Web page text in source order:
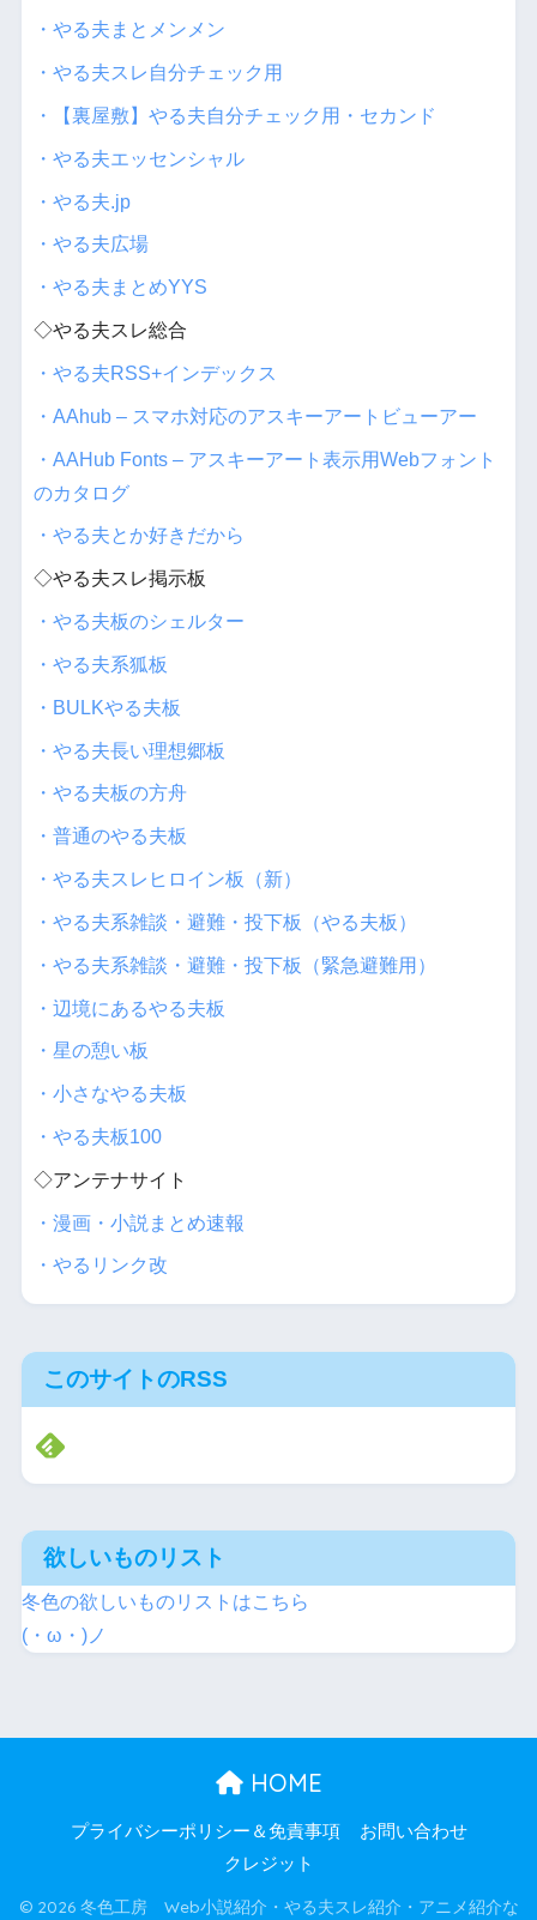
・やる夫まとメンメン
・やる夫スレ自分チェック用
・【裏屋敷】やる夫自分チェック用・セカンド
・やる夫エッセンシャル
・やる夫.jp
・やる夫広場
・やる夫まとめYYS
◇やる夫スレ総合
・やる夫RSS+インデックス
・AAhub – スマホ対応のアスキーアートビューアー
・AAHub Fonts – アスキーアート表示用Webフォント
のカタログ
・やる夫とか好きだから
◇やる夫スレ掲示板
・やる夫板のシェルター
・やる夫系狐板
・BULKやる夫板
・やる夫長い理想郷板
・やる夫板の方舟
・普通のやる夫板
・やる夫スレヒロイン板（新）
・やる夫系雑談・避難・投下板（やる夫板）
・やる夫系雑談・避難・投下板（緊急避難用）
・辺境にあるやる夫板
・星の憩い板
・小さなやる夫板
・やる夫板100
◇アンテナサイト
・漫画・小説まとめ速報
・やるリンク改
このサイトのRSS
欲しいものリスト
冬色の欲しいものリストはこちら
(・ω・)ノ
HOME
プライバシーポリシー＆免責事項
お問い合わせ
クレジット
© 2026 冬色工房 Web小説紹介・やる夫スレ紹介・アニメ紹介な